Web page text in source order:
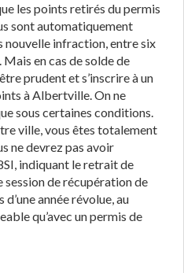
les points retirés du permis
sont automatiquement
nouvelle infraction, entre six
Mais en cas de solde de
prudent et s’inscrire à un
à Albertville. On ne
sous certaines conditions.
ville, vous êtes totalement
ne devrez pas avoir
indiquant le retrait de
de récupération de
année révolue, au
qu’avec un permis de